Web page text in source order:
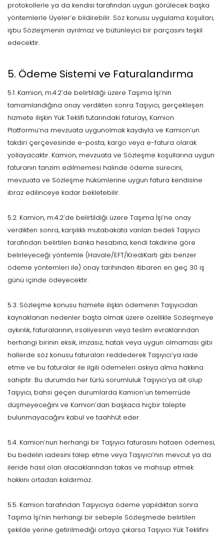
protokollerle ya da kendisi tarafından uygun görülecek başka
yöntemlerle Üyeler’e bildirebilir. Söz konusu uygulama koşulları,
işbu Sözleşmenin ayrılmaz ve bütünleyici bir parçasını teşkil
edecektir.
5. Ödeme Sistemi ve Faturalandırma
5.1. Kamion, m.4.2’de belirtildiği üzere Taşıma İşi’nin
tamamlandığına onay verdikten sonra Taşıyıcı, gerçekleşen
hizmete ilişkin Yük Teklifi tutarındaki faturayı, Kamion
Platformu’na mevzuata uygunolmak kaydıyla ve Kamion’un
takdiri çerçevesinde e-posta, kargo veya e-fatura olarak
yollayacaktır. Kamion, mevzuata ve Sözleşme koşullarına uygun
faturanın tanzim edilmemesi halinde ödeme sürecini,
mevzuata ve Sözleşme hükümlerine uygun fatura kendisine
ibraz edilinceye kadar bekletebilir.
5.2. Kamion, m.4.2’de belirtildiği üzere Taşıma İşi’ne onay
verdikten sonra, karşılıklı mutabakata varılan bedeli Taşıyıcı
tarafından belirtilen banka hesabına, kendi takdirine göre
belirleyeceği yöntemle (Havale/EFT/KrediKartı gibi benzer
ödeme yöntemleri ile) onay tarihinden itibaren en geç 30 iş
günü içinde ödeyecektir.
5.3. Sözleşme konusu hizmete ilişkin ödemenin Taşıyıcıdan
kaynaklanan nedenler başta olmak üzere özellikle Sözleşmeye
aykırılık, faturalarının, irsaliyesinin veya teslim evraklarından
herhangi birinin eksik, imzasız, hatalı veya uygun olmaması gibi
hallerde söz konusu faturaları reddederek Taşıyıcı’ya iade
etme ve bu faturalar ile ilgili ödemeleri askıya alma hakkına
sahiptir. Bu durumda her türlü sorumluluk Taşıyıcı’ya ait olup
Taşıyıcı, bahsi geçen durumlarda Kamion’un temerrüde
düşmeyeceğini ve Kamion’dan başkaca hiçbir talepte
bulunmayacağını kabul ve taahhüt eder.
5.4. Kamion’nun herhangi bir Taşıyıcı faturasını hataen ödemesi,
bu bedelin iadesini talep etme veya Taşıyıcı’nın mevcut ya da
ileride hasıl olan alacaklarından takas ve mahsup etmek
hakkını ortadan kaldırmaz.
5.5. Kamion tarafından Taşıyıcıya ödeme yapıldıktan sonra
Taşıma İşi’nin herhangi bir sebeple Sözleşmede belirtilen
şekilde yerine getirilmediği ortaya çıkarsa Taşıyıcı Yük Teklifini